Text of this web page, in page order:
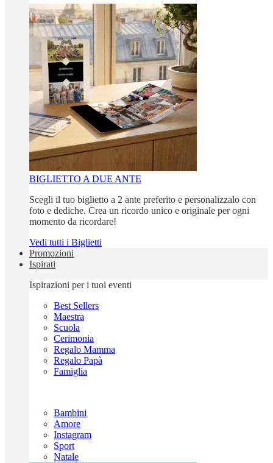
BIGLIETTO A DUE ANTE
Scegli il tuo biglietto a 2 ante preferito e personalizzalo con
foto e dediche. Crea un ricordo unico e originale per ogni
momento da ricordare!
Vedi tutti i Biglietti
Promozioni
Ispirati
Ispirazioni per i tuoi eventi
Best Sellers
Maestra
Scuola
Cerimonia
Regalo Mamma
Regalo Papà
Famiglia
Bambini
Amore
Instagram
Sport
Natale